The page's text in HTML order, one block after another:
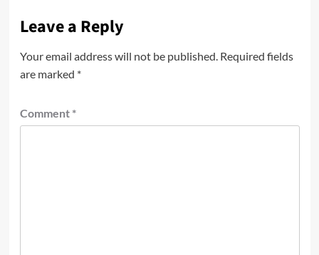
Leave a Reply
Your email address will not be published. Required fields
are marked *
Comment *